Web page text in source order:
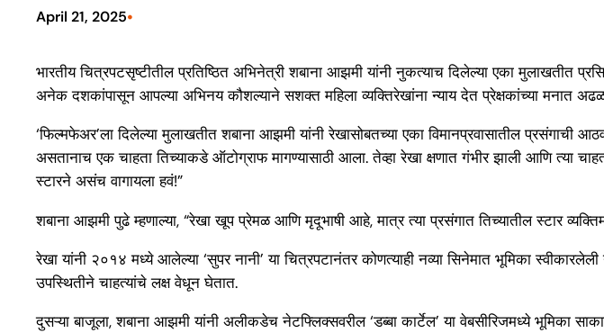
April 21, 2025•
भारतीय चित्रपटसृष्टीतील प्रतिष्ठित अभिनेत्री शबाना आझमी यांनी नुकत्याच दिलेल्या एका मुलाखतीत
अनेक दशकांपासून आपल्या अभिनय कौशल्याने सशक्त महिला व्यक्तिरेखांना न्याय देत प्रेक्षकांच्या मनात
‘फिल्मफेअर’ला दिलेल्या मुलाखतीत शबाना आझमी यांनी रेखासोबतच्या एका विमानप्रवासातील प्रसंगाची
असतानाच एक चाहता तिच्याकडे ऑटोग्राफ मागण्यासाठी आला. तेव्हा रेखा क्षणात गंभीर झाली आणि त्या
स्टारने असंच वागायला हवं!”
शबाना आझमी पुढे म्हणाल्या, “रेखा खूप प्रेमळ आणि मृदूभाषी आहे, मात्र त्या प्रसंगात तिच्यातील स्टार
रेखा यांनी २०१४ मध्ये आलेल्या ‘सुपर नानी’ या चित्रपटानंतर कोणत्याही नव्या सिनेमात भूमिका
उपस्थितीने चाहत्यांचे लक्ष वेधून घेतात.
दुसऱ्या बाजूला, शबाना आझमी यांनी अलीकडेच नेटफ्लिक्सवरील ‘डब्बा कार्टेल’ या वेबसीरिजमध्ये भूमिका